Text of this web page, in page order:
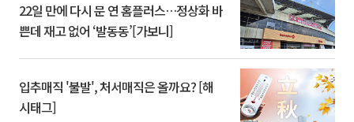
22일 만에 다시 문 연 홈플러스…정상화 바
쁜데 재고 없어 ‘발동동’[가보니]
입추매직 '불발', 처서매직은 올까요? [해
시태그]